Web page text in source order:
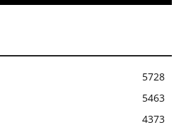
5728
5463
4373